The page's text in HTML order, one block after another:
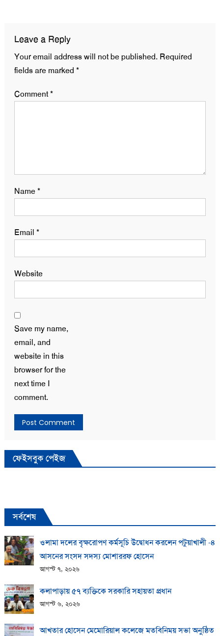
Leave a Reply
Your email address will not be published. Required
fields are marked *
Comment*
Name*
Email *
Website
Save my name,
email, and
website in this
browser for the
next time I
comment.
ফেইসবুক পেইজ
সর্বশেষ
ওলামা দলের বৃক্ষরোপণ কর্মসূচি উদ্বোধন করলেন পটুয়াখালী -৪
আসনের সংসদ সদস্য মোশাররফ হোসেন
আগস্ট ৭, ২০২৬
কলাপাড়ায় ​৫৭ ব্যক্তিকে সরকারি সহায়তা প্রধান
আগস্ট ৬, ২০২৬
আখতার হোসেন মেমোরিয়াল কলেজে মতবিনিময় সভা অনুষ্ঠিত